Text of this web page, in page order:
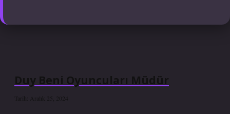
Duy Beni Oyuncuları Müdür
Tarih: Aralık 25, 2024